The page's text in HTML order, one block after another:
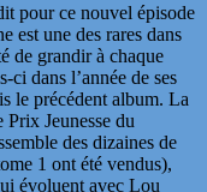
pour ce nouvel épisode
est une des rares dans
de grandir à chaque
dans l’année de ses
le précédent album. La
Jeunesse du
des dizaines de
1 ont été vendus),
évoluent avec Lou